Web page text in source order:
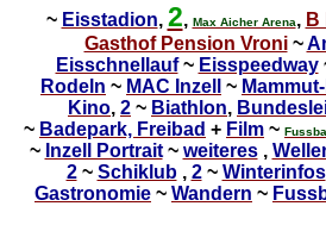
~ Eisstadion, 2, Max Aicher Arena, B
Gasthof Pension Vroni~
Eisschnellauf~ Eisspeedway
Rodeln ~ MAC Inzell ~
Kino, 2 ~ Biathlon,
~ Badepark, Freibad + Film ~
~ Inzell Portrait~ weiteres,
2~ Schiklub, 2~ Winterinfos
Gastronomie ~ Wandern ~